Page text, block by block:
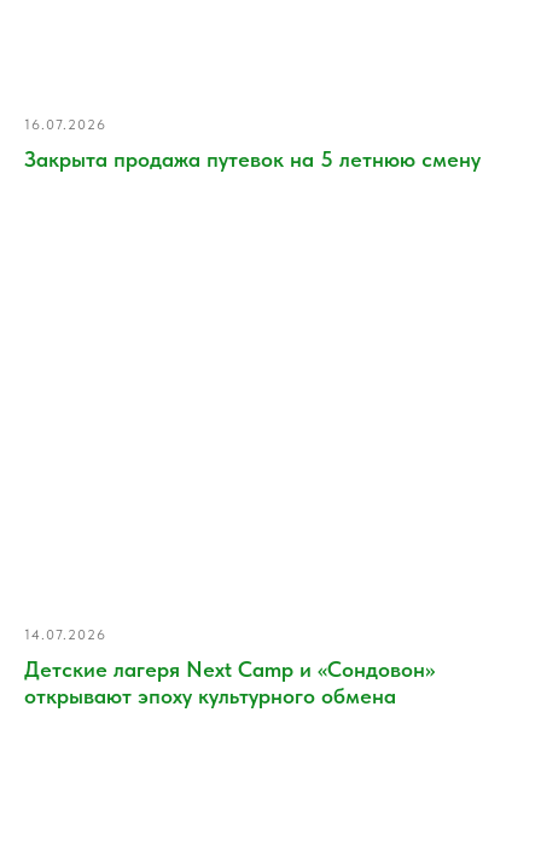
16.07.2026
Закрыта продажа путевок на 5 летнюю смену
14.07.2026
Детские лагеря Next Camp и «Сондовон»
открывают эпоху культурного обмена